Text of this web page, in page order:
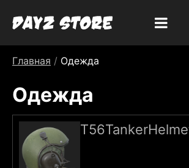
Главная / Одежда
Одежда